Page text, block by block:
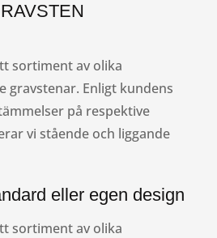
sortiment av olika
gravstenar. Enligt kundens
på respektive
vi stående och liggande
eller egen design
sortiment av olika